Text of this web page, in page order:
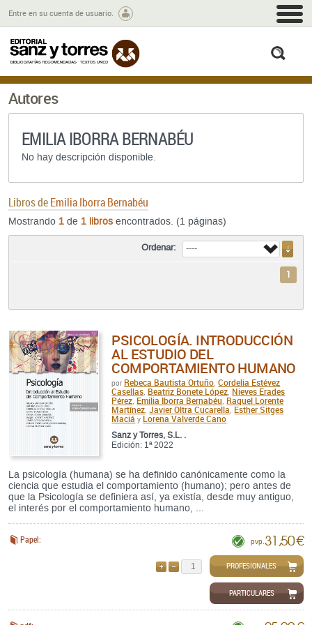
Entre en su cuenta de usuario.
Autores
EMILIA IBORRA BERNABÉU
No hay descripción disponible.
Libros deEmilia Iborra Bernabéu
Mostrando 1 de 1 libros encontrados. (1 páginas)
Ordenar:
1
PSICOLOGÍA. INTRODUCCIÓN
AL ESTUDIO DEL
COMPORTAMIENTO HUMANO
por Rebeca Bautista Ortuño ,Cordelia Estévez
Casellas Beatriz Bonete López Nieves Erades
Pérez Emilia Iborra Bernabéu Raquel Lorente
Martínez Javier Oltra Cucarella Esther Sitges
Maciá y Lorena Valverde Cano
Sanz y Torres, S.L. .
Edición: 1ª 2022
La psicología (humana) se ha definido canónicamente como la
ciencia que estudia el comportamiento (humano); pero antes de
que la Psicología se definiera así, ya existía, desde muy antiguo,
el interés por el comportamiento humano, ...
Papel: pvp. 31,50 €
QUITARPROFESIONALES
PARTICULARES